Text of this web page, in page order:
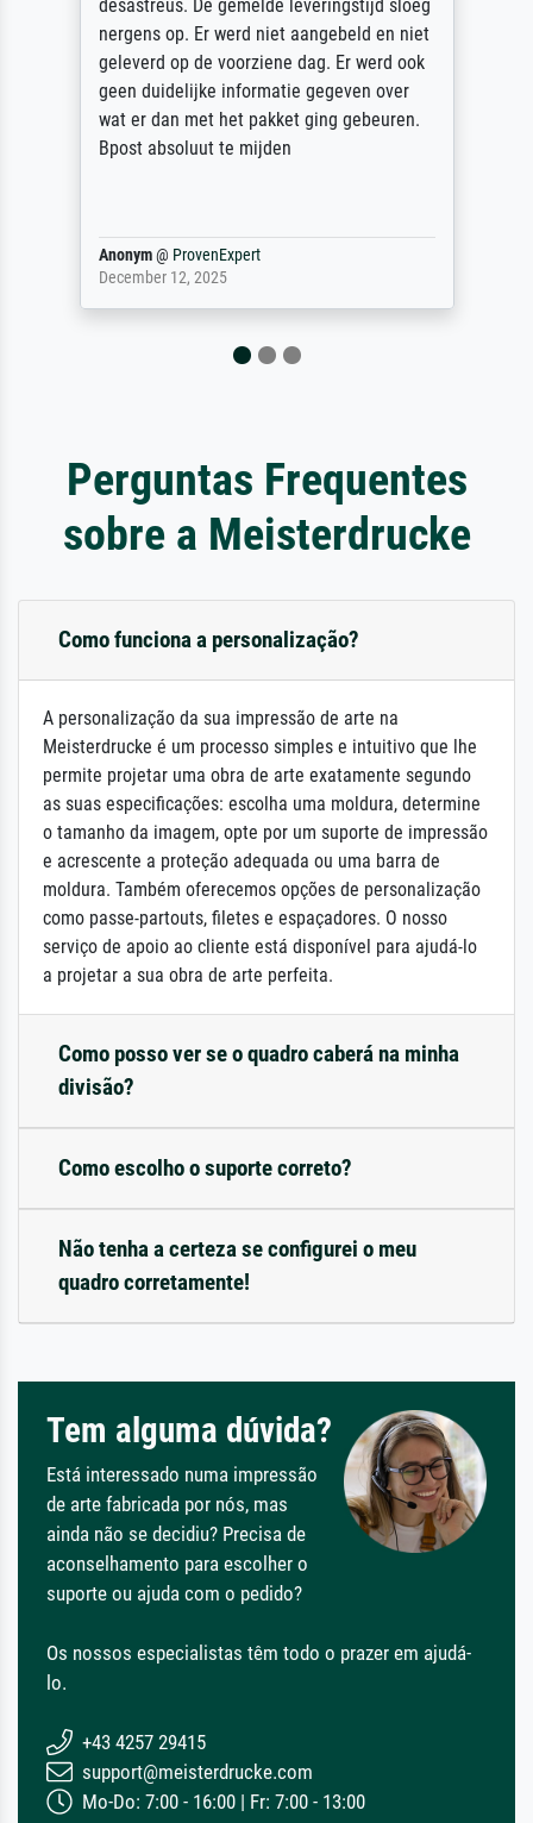
De gemelde leveringstijd sloeg
op. Er werd niet aangebeld en niet
op de voorziene dag. Er werd ook
duidelijke informatie gegeven over
er dan met het pakket ging gebeuren.
absoluut te mijden
ProvenExpert
12, 2025
Perguntas Frequentes
sobre a Meisterdrucke
Como funciona a personalização?
A personalização da sua impressão de arte na
Meisterdrucke é um processo simples e intuitivo que lhe
permite projetar uma obra de arte exatamente segundo
as suas especificações: escolha uma moldura, determine
o tamanho da imagem, opte por um suporte de impressão
e acrescente a proteção adequada ou uma barra de
moldura. Também oferecemos opções de personalização
como passe-partouts, filetes e espaçadores. O nosso
serviço de apoio ao cliente está disponível para ajudá-lo
a projetar a sua obra de arte perfeita.
Como posso ver se o quadro caberá na minha
divisão?
Como escolho o suporte correto?
Não tenha a certeza se configurei o meu
quadro corretamente!
Tem alguma dúvida?
Está interessado numa impressão
de arte fabricada por nós, mas
ainda não se decidiu? Precisa de
aconselhamento para escolher o
suporte ou ajuda com o pedido?
Os nossos especialistas têm todo o prazer em ajudá-
lo.
+43 4257 29415
support@meisterdrucke.com
Mo-Do: 7:00 - 16:00 | Fr: 7:00 - 13:00